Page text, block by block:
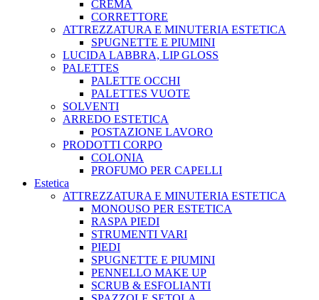
CREMA
CORRETTORE
ATTREZZATURA E MINUTERIA ESTETICA
SPUGNETTE E PIUMINI
LUCIDA LABBRA, LIP GLOSS
PALETTES
PALETTE OCCHI
PALETTES VUOTE
SOLVENTI
ARREDO ESTETICA
POSTAZIONE LAVORO
PRODOTTI CORPO
COLONIA
PROFUMO PER CAPELLI
Estetica
ATTREZZATURA E MINUTERIA ESTETICA
MONOUSO PER ESTETICA
RASPA PIEDI
STRUMENTI VARI
PIEDI
SPUGNETTE E PIUMINI
PENNELLO MAKE UP
SCRUB & ESFOLIANTI